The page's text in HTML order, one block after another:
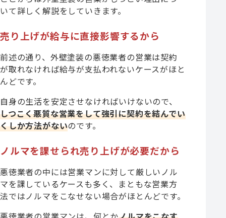
いて詳しく解説をしていきます。
売り上げが給与に直接影響するから
前述の通り、外壁塗装の悪徳業者の営業は契約
が取れなければ給与が支払われないケースがほと
んどです。
自身の生活を安定させなければいけないので、
しつこく悪質な営業をして強引に契約を結んでい
くしか方法がないのです。
ノルマを課せられ売り上げが必要だから
悪徳業者の中には営業マンに対して厳しいノル
マを課しているケースも多く、まともな営業方
法ではノルマをこなせない場合がほとんどです。